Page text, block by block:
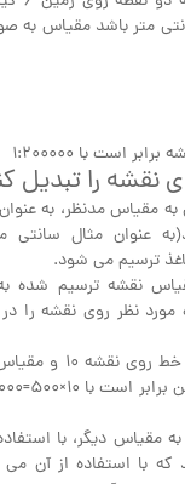
بر روی نقشه 3 سانتی متر باشد
است با 1:200000
را تبدیل
هر 500 واحد(به عنوان
ترسیم می شود.
نقشه ترسیم شده
مورد نظر روی نقشه
مقیاس دیگر، با
با استفاده از آن می